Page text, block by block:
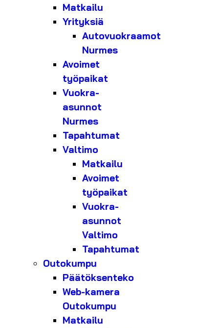
Matkailu
Yrityksiä
Autovuokraamot
Nurmes
Avoimet
työpaikat
Vuokra-
asunnot
Nurmes
Tapahtumat
Valtimo
Matkailu
Avoimet
työpaikat
Vuokra-
asunnot
Valtimo
Tapahtumat
Outokumpu
Päätöksenteko
Web-kamera
Outokumpu
Matkailu